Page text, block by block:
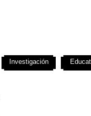
Investigación